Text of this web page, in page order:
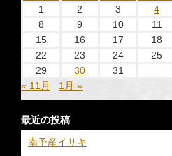
1
2 3 4
8
9 10 11
15
16 17 18
22
23 24 25
29
30
31
« 11月
1月 »
最近の投稿
南予産イサキ